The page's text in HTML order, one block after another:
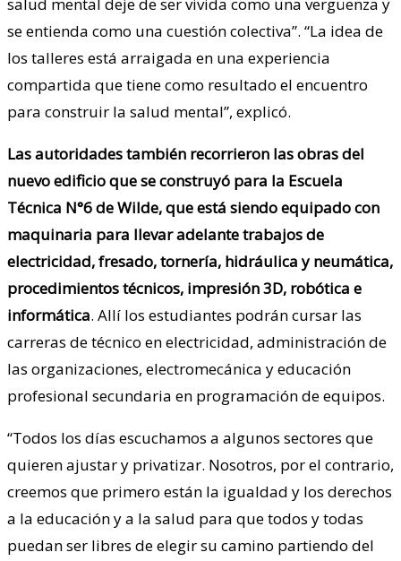
salud mental deje de ser vivida como una vergüenza y
se entienda como una cuestión colectiva”. “La idea de
los talleres está arraigada en una experiencia
compartida que tiene como resultado el encuentro
para construir la salud mental”, explicó.
Las autoridades también recorrieron las obras del
nuevo edificio que se construyó para la Escuela
Técnica N°6 de Wilde, que está siendo equipado con
maquinaria para llevar adelante trabajos de
electricidad, fresado, tornería, hidráulica y neumática,
procedimientos técnicos, impresión 3D, robótica e
informática. Allí los estudiantes podrán cursar las
carreras de técnico en electricidad, administración de
las organizaciones, electromecánica y educación
profesional secundaria en programación de equipos.
“Todos los días escuchamos a algunos sectores que
quieren ajustar y privatizar. Nosotros, por el contrario,
creemos que primero están la igualdad y los derechos
a la educación y a la salud para que todos y todas
puedan ser libres de elegir su camino partiendo del